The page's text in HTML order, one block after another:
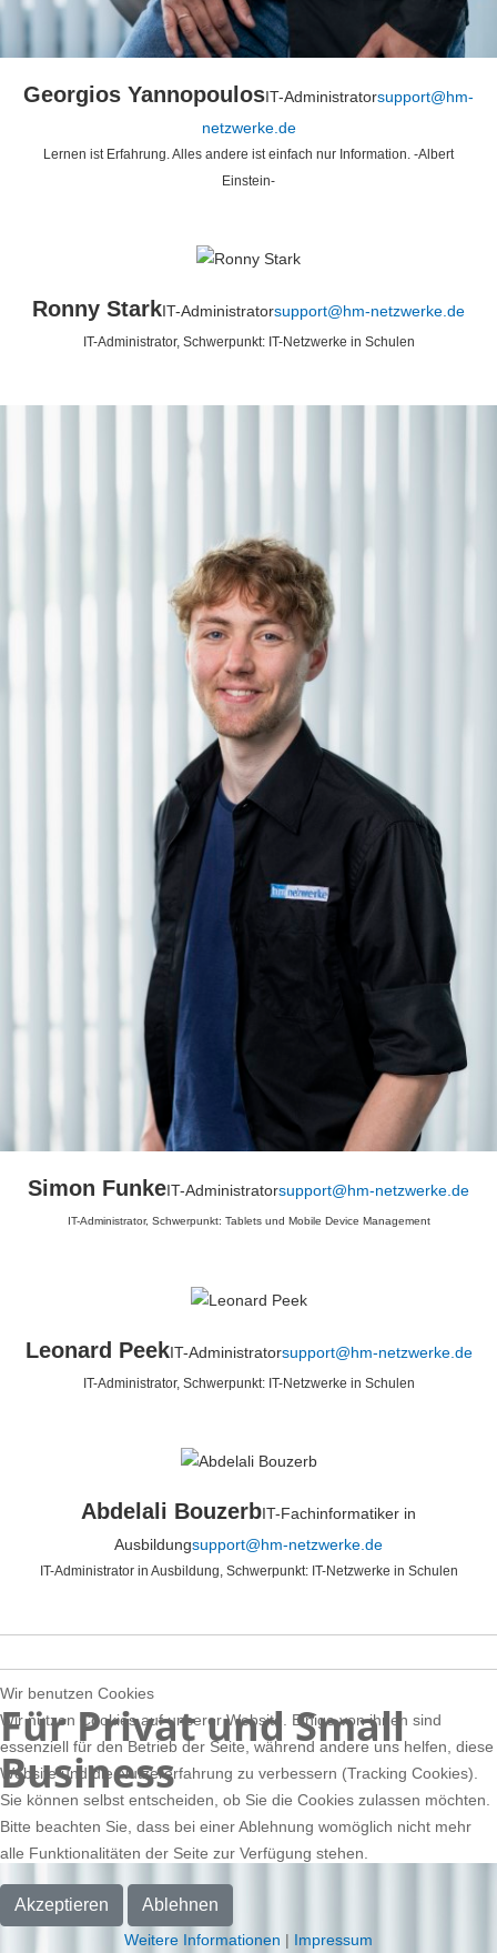
Georgios YannopoulosIT-Administratorsupport@hm-
netzwerke.de
Lernen ist Erfahrung. Alles andere ist einfach nur Information. -Albert
Einstein-
Ronny StarkIT-Administratorsupport@hm-netzwerke.de
IT-Administrator, Schwerpunkt: IT-Netzwerke in Schulen
Simon FunkeIT-Administratorsupport@hm-netzwerke.de
IT-Administrator, Schwerpunkt: Tablets und Mobile Device Management
Leonard PeekIT-Administratorsupport@hm-netzwerke.de
IT-Administrator, Schwerpunkt: IT-Netzwerke in Schulen
Abdelali BouzerbIT-Fachinformatiker in
Ausbildungsupport@hm-netzwerke.de
IT-Administrator in Ausbildung, Schwerpunkt: IT-Netzwerke in Schulen
Für Privat und Small
Business
Wir benutzen Cookies
Wir nutzen Cookies auf unserer Website. Einige von ihnen sind
essenziell für den Betrieb der Seite, während andere uns helfen, diese
Website und die Nutzererfahrung zu verbessern (Tracking Cookies).
Sie können selbst entscheiden, ob Sie die Cookies zulassen möchten.
Bitte beachten Sie, dass bei einer Ablehnung womöglich nicht mehr
alle Funktionalitäten der Seite zur Verfügung stehen.
Akzeptieren Ablehnen
Weitere Informationen | Impressum